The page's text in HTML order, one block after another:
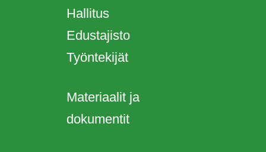
Hallitus
Edustajisto
Työntekijät
Materiaalit ja
dokumentit